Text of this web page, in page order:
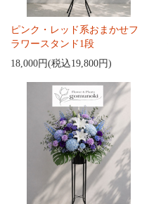
ピンク・レッド系おまかせフ
ラワースタンド1段
18,000円(税込19,800円)